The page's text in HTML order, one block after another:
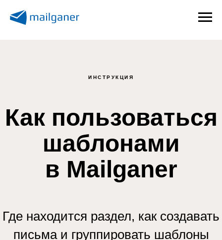
ИНСТРУКЦИЯ
Как пользоваться
шаблонами
в Mailganer
Где находится раздел, как создавать
письма и группировать шаблоны